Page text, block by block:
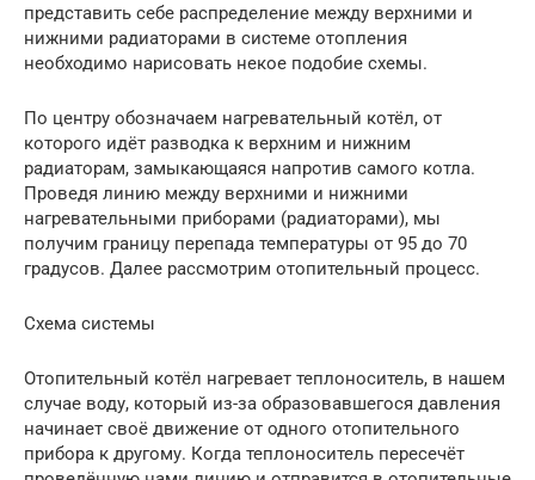
представить себе распределение между верхними и
нижними радиаторами в системе отопления
необходимо нарисовать некое подобие схемы.
По центру обозначаем нагревательный котёл, от
которого идёт разводка к верхним и нижним
радиаторам, замыкающаяся напротив самого котла.
Проведя линию между верхними и нижними
нагревательными приборами (радиаторами), мы
получим границу перепада температуры от 95 до 70
градусов. Далее рассмотрим отопительный процесс.
Схема системы
Отопительный котёл нагревает теплоноситель, в нашем
случае воду, который из-за образовавшегося давления
начинает своё движение от одного отопительного
прибора к другому. Когда теплоноситель пересечёт